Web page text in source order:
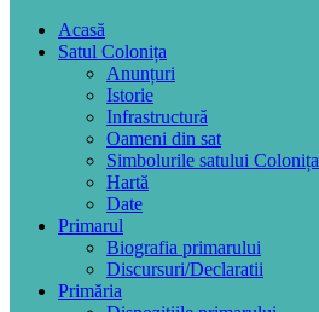
Acasă
Satul Colonița
Anunțuri
Istorie
Infrastructură
Oameni din sat
Simbolurile satului Colonița
Hartă
Date
Primarul
Biografia primarului
Discursuri/Declaratii
Primăria